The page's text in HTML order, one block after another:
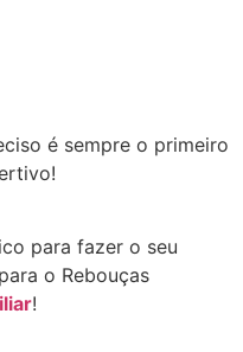
é sempre o primeiro
para fazer o seu
o Rebouças
!